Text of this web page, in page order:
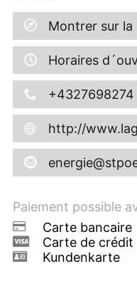
Montrer sur la
Horaires
+4327698274
http://
Paiement possible
Carte bancaire
Carte de crédit
Kundenkarte